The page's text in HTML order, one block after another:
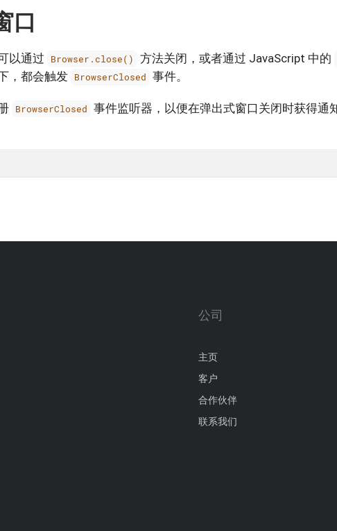
口
以通过 Browser.close()
方法关闭，或者通过 JavaScript 中的
，都会触发 BrowserClosed 事件。
BrowserClosed 事件监听器，以便在弹出式窗口关闭时获得通
公司
主页
客户
合作伙伴
联系我们